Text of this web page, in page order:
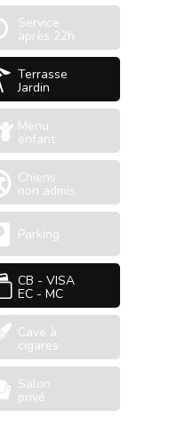
Service
après 22h
Terrasse
Jardin
Menu
enfant
Chiens
non admis
Parking
CB - VISA
EC - MC
Cave à
cigares
Salon
privé